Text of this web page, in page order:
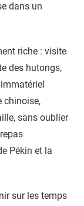
dans un
riche : visite
des hutongs,
chinoise,
sans oublier
Pékin et la
sur les temps